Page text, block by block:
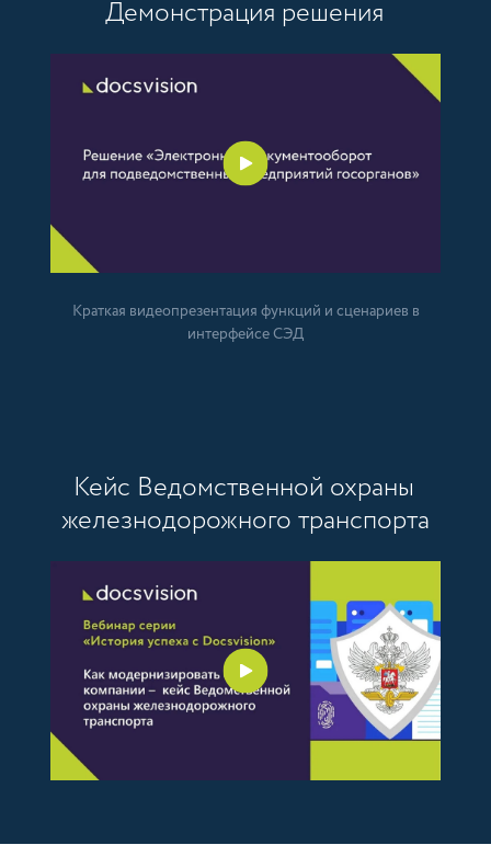
Демонстрация решения
Краткая видеопрезентация функций и сценариев в
интерфейсе СЭД
Кейс Ведомственной охраны
железнодорожного транспорта